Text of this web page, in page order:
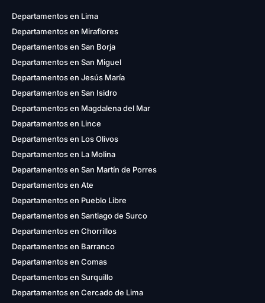
Departamentos en Lima
Departamentos en Miraflores
Departamentos en San Borja
Departamentos en San Miguel
Departamentos en Jesús María
Departamentos en San Isidro
Departamentos en Magdalena del Mar
Departamentos en Lince
Departamentos en Los Olivos
Departamentos en La Molina
Departamentos en San Martín de Porres
Departamentos en Ate
Departamentos en Pueblo Libre
Departamentos en Santiago de Surco
Departamentos en Chorrillos
Departamentos en Barranco
Departamentos en Comas
Departamentos en Surquillo
Departamentos en Cercado de Lima